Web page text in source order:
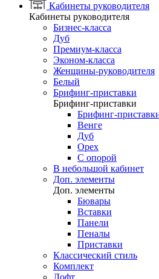
Кабинеты руководителя
Кабинеты руководителя
Бизнес-класса
Дуб
Премиум-класса
Эконом-класса
Женщины-руководителя
Белый
Брифинг-приставки
Брифинг-приставки
Брифинг-
Венге
Дуб
Орех
С опорой
В небольшой кабинет
Доп. элементы
Доп. элементы
Бювары
Вставки
Панели
Пеналы
Приставки
Классический стиль
Комплект
Лофт